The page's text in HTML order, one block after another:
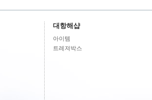
대항해샵
아이템
트레져박스